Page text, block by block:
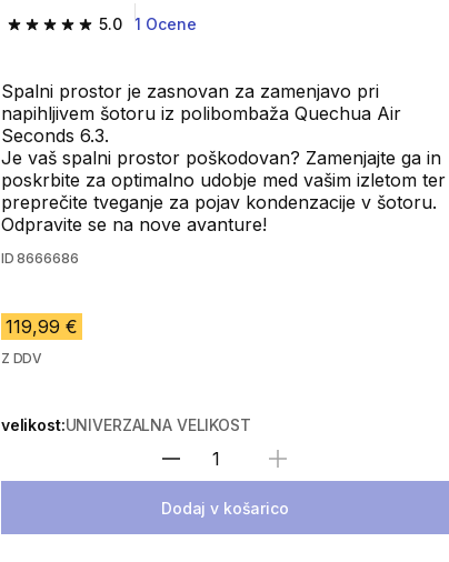
5.0
5.0 od 5 zvezdic from 1 ocene
1 Ocene
Spalni prostor je zasnovan za zamenjavo pri
napihljivem šotoru iz polibombaža Quechua Air
Seconds 6.3.
Je vaš spalni prostor poškodovan? Zamenjajte ga in
poskrbite za optimalno udobje med vašim izletom ter
preprečite tveganje za pojav kondenzacije v šotoru.
Odpravite se na nove avanture!
ID 8666686
119,99 €
Z DDV
velikost:UNIVERZALNA VELIKOST
Izberite količino
Dodaj v košarico